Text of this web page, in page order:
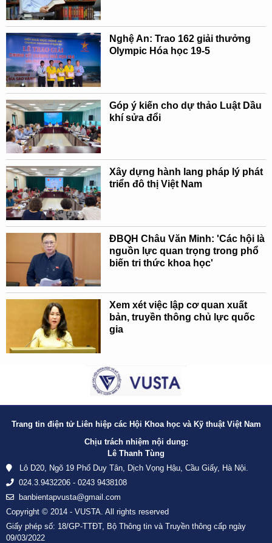
Nghệ An: Trao 162 giải thưởng
Olympic Hóa học 19-5
Góp ý kiến cho dự thảo Luật Dầu
khí sửa đổi
Xây dựng hành lang pháp lý phát
triển đô thị Việt Nam
ĐBQH Châu Văn Minh: 'Các hội là
nguồn lực quan trọng trong phổ
biến tri thức khoa học'
Xem xét việc lập cơ quan xuất
bản, truyền thông chủ lực quốc
gia
Trang tin điện tử Liên hiệp các Hội Khoa học và Kỹ thuật Việt Nam
Chịu trách nhiệm nội dung:
Lê Thanh Tùng
Lô D20, Ngõ 19 Phố Duy Tân, Dịch Vọng Hậu, Cầu Giấy, Hà Nội.
024.3.9432206 - 0243 9438108
banbientapvusta@gmail.com
Copyright © 2014 - VUSTA. All rights reserved
Giấy phép số: 18/GP-TTĐT, Bộ Thông tin và Truyền thông cấp ngày
09/03/2022